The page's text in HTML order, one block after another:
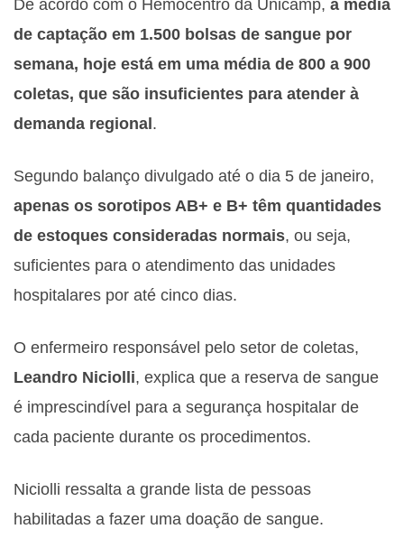
De acordo com o Hemocentro da Unicamp, a média
de captação em 1.500 bolsas de sangue por
semana, hoje está em uma média de 800 a 900
coletas, que são insuficientes para atender à
demanda regional.
Segundo balanço divulgado até o dia 5 de janeiro,
apenas os sorotipos AB+ e B+ têm quantidades
de estoques consideradas normais, ou seja,
suficientes para o atendimento das unidades
hospitalares por até cinco dias.
O enfermeiro responsável pelo setor de coletas,
Leandro Niciolli, explica que a reserva de sangue
é imprescindível para a segurança hospitalar de
cada paciente durante os procedimentos.
Niciolli ressalta a grande lista de pessoas
habilitadas a fazer uma doação de sangue.